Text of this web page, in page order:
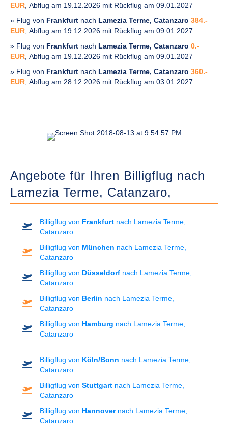
EUR , Abflug am 19.12.2026 mit Rückflug am 09.01.2027
» Flug von Frankfurt nach Lamezia Terme, Catanzaro 384.-
EUR , Abflug am 19.12.2026 mit Rückflug am 09.01.2027
» Flug von Frankfurt nach Lamezia Terme, Catanzaro 0.-
EUR , Abflug am 19.12.2026 mit Rückflug am 09.01.2027
» Flug von Frankfurt nach Lamezia Terme, Catanzaro 360.-
EUR , Abflug am 28.12.2026 mit Rückflug am 03.01.2027
Angebote für Ihren Billigflug nach
Lamezia Terme, Catanzaro,
Billigflug von Frankfurt nach Lamezia Terme,
Catanzaro
Billigflug von München nach Lamezia Terme,
Catanzaro
Billigflug von Düsseldorf nach Lamezia Terme,
Catanzaro
Billigflug von Berlin nach Lamezia Terme,
Catanzaro
Billigflug von Hamburg nach Lamezia Terme,
Catanzaro
Billigflug von Köln/Bonn nach Lamezia Terme,
Catanzaro
Billigflug von Stuttgart nach Lamezia Terme,
Catanzaro
Billigflug von Hannovernach Lamezia Terme,
Catanzaro